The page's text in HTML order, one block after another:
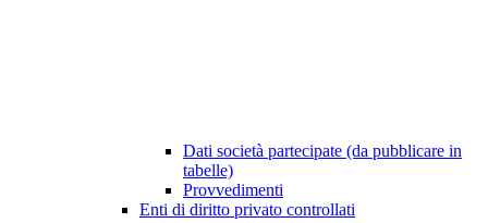
Dati società partecipate (da pubblicare in
tabelle)
Provvedimenti
Enti di diritto privato controllati